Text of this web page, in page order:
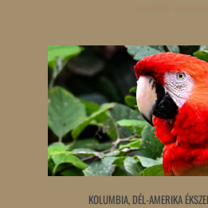
KOLUMBIA, DÉL-AMERIKA